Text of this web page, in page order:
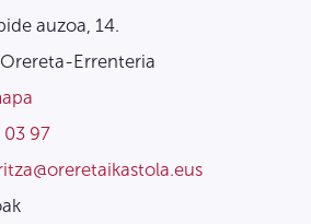
auzoa, 14.
Errenteria
03 97